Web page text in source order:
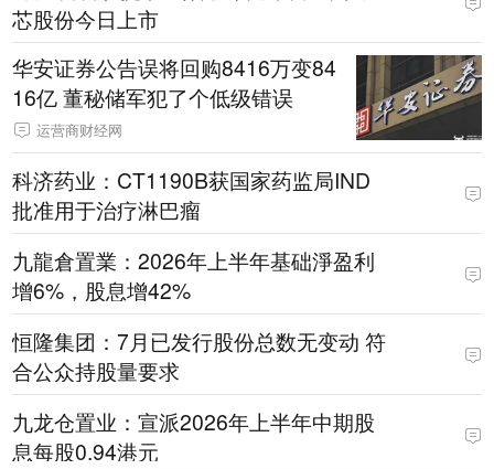
芯股份今日上市
华安证券公告误将回购8416万变84
16亿 董秘储军犯了个低级错误
运营商财经网
科济药业：CT1190B获国家药监局IND
批准用于治疗淋巴瘤
九龍倉置業：2026年上半年基础淨盈利
增6%，股息增42%
恒隆集团：7月已发行股份总数无变动 符
合公众持股量要求
九龙仓置业：宣派2026年上半年中期股
息每股0.94港元